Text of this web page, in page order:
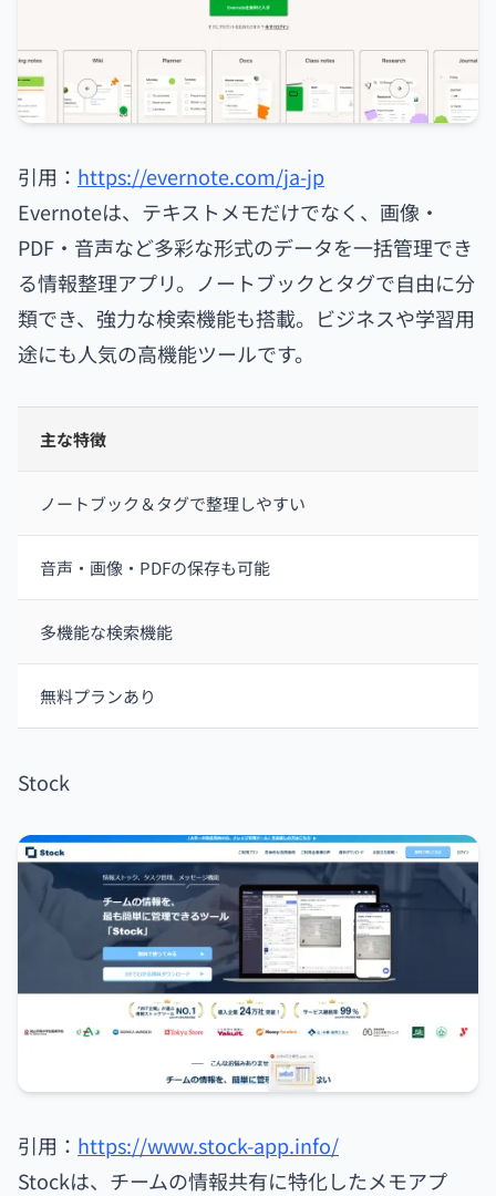
引用： https://evernote.com/ja-jp
Evernoteは、テキストメモだけでなく、画像・
PDF・音声など多彩な形式のデータを一括管理でき
る情報整理アプリ。ノートブックとタグで自由に分
類でき、強力な検索機能も搭載。ビジネスや学習用
途にも人気の高機能ツールです。
主な特徴
ノートブック＆タグで整理しやすい
音声・画像・PDFの保存も可能
多機能な検索機能
無料プランあり
Stock
引用： https://www.stock-app.info/
Stockは、チームの情報共有に特化したメモアプ